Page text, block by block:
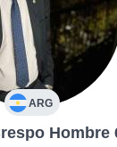
ARG
Villa Crespo